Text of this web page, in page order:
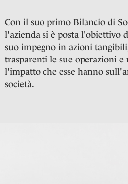
Con il suo primo Bilancio di
l'azienda si è posta l'obiettivo
suo impegno in azioni
trasparenti le sue operazioni e
l'impatto che esse hanno
società.